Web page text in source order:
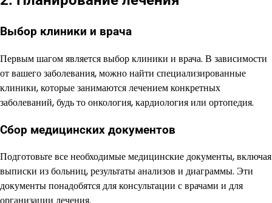
Выбор клиники и врача
Первым шагом является выбор клиники и врача. В зависимости
от вашего заболевания, можно найти специализированные
клиники, которые занимаются лечением конкретных
заболеваний, будь то онкология, кардиология или ортопедия.
Сбор медицинских документов
Подготовьте все необходимые медицинские документы, включая
выписки из больниц, результаты анализов и диаграммы. Эти
документы понадобятся для консультации с врачами и для